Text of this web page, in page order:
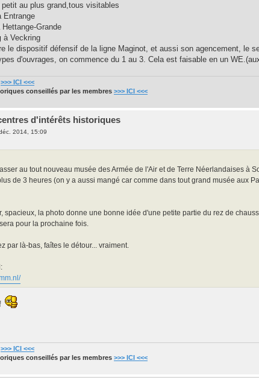
petit au plus grand,tous visitables
Entrange
Grande
à Veckring
le dispositif défensif de la ligne Maginot, et aussi son agencement, le
d'ouvrages, on commence du 1 au 3. Cela est faisable en un
>>> ICI <<<
conseillés par les membres>>> ICI <<<
d'intérêts historiques
2014, 15:09
au tout nouveau musée des Armée de l'Air et de Terre Néerlandaises à
de 3 heures (on y a aussi mangé car comme dans tout grand musée aux
spacieux, la photo donne une bonne idée d'une petite partie du rez de
pour la prochaine fois.
par là-bas, faîtes le détour... vraiment.
>>> ICI <<<
conseillés par les membres>>> ICI <<<